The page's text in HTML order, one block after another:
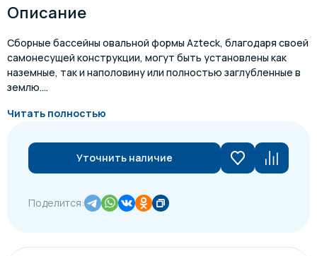
Описание
Сборные бассейны овальной формы Azteck, благодаря своей
самонесущей конструкции, могут быть установлены как
наземные, так и наполовину или полностью заглубленные в
землю....
Читать полностью
Уточнить наличие
Поделится: